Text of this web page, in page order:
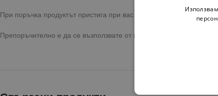
При поръчка продуктът пристига при вас с бърза и сигурна
Препоръчително е да се възползвате от предоставената опция